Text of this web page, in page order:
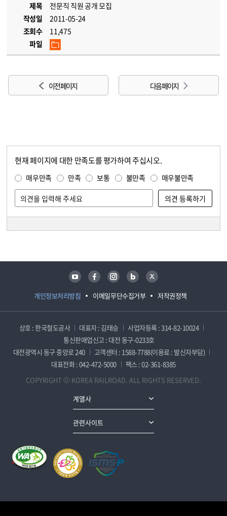
제목
전문직 직원 공개 모집
작성일
2011-05-24
조회수
11,475
파일
이전 페이지 다음 페이지
현재 페이지에 대한 만족도를 평가하여 주십시오.
매우만족 만족 보통 불만족 매우불만족
개인정보처리방침 이메일무단수집거부 저작권정책
유튜브 페이스북 인스타그램 블로그 트위터
상호 : 한국철도공사 대표자 : 김태승
사업자등록 : 314-82-10024
통신판매업신고 : 대전 동구-0233호
대전광역시 동구 중앙로 240
고객센터 : 1588-7788(이용료 : 발신자부담)
대표전화 : 042-472-5000
팩스 : 02-361-8385
COPYRIGHT ⓒ KOREA RAILROAD. ALL RIGHTS RESERVED.
계열사
관련사이트